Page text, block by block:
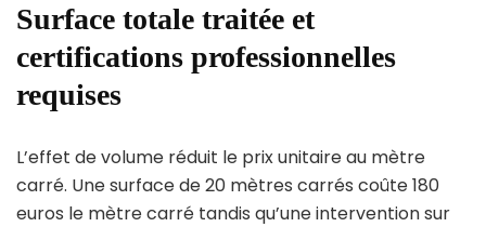
Surface totale traitée et
certifications professionnelles
requises
L’effet de volume réduit le prix unitaire au mètre
carré. Une surface de 20 mètres carrés coûte 180
euros le mètre carré tandis qu’une intervention sur